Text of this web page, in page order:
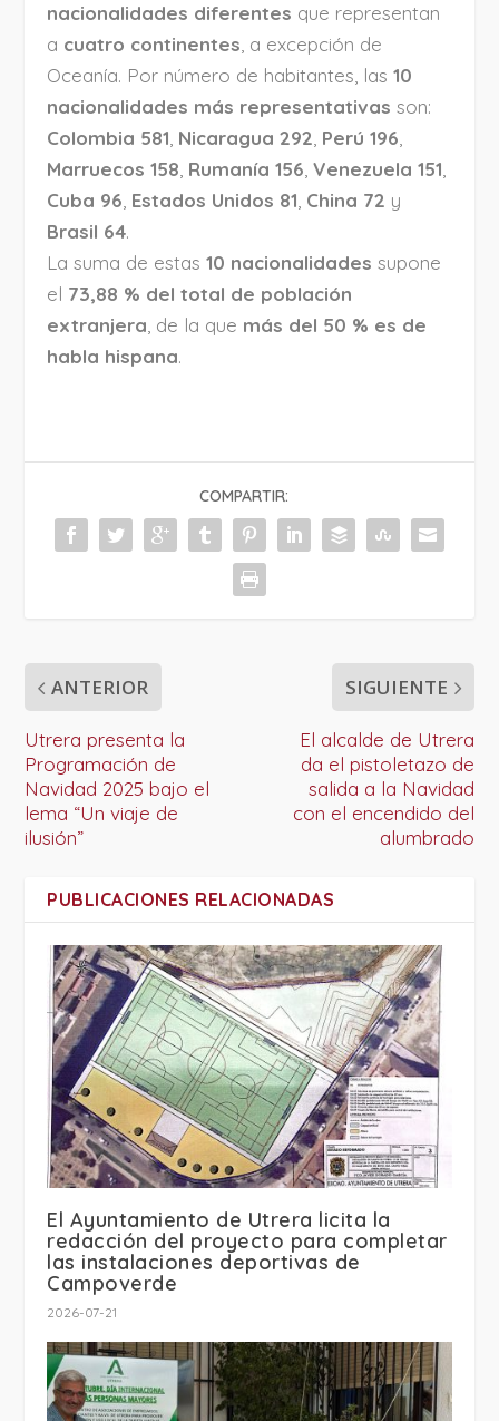
nacionalidades diferentes que representan
a cuatro continentes, a excepción de
Oceanía. Por número de habitantes, las10
nacionalidades más representativas son:
Colombia 581, Nicaragua 292, Perú 196,
Marruecos 158, Rumanía 156,Venezuela 151,
Cuba 96, Estados Unidos 81, China 72 y
Brasil 64.
La suma de estas10 nacionalidades supone
el 73,88 % del total de población
extranjera, de la que más del 50 % es de
habla hispana.
COMPARTIR:
ANTERIOR
Utrera presenta la
Programación de
Navidad 2025 bajo el
lema “Un viaje de
ilusión”
SIGUIENTE
El alcalde de Utrera
da el pistoletazo de
salida a la Navidad
con el encendido del
alumbrado
PUBLICACIONES RELACIONADAS
El Ayuntamiento de Utrera licita la
redacción del proyecto para completar
las instalaciones deportivas de
Campoverde
2026-07-21